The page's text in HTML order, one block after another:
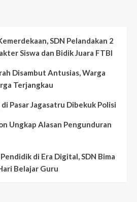
SDN Pelandakan 2
Siswa dan Bidik Juara FTBI
Disambut Antusias, Warga
Terjangkau
Pasar Jagasatru Dibekuk Polisi
Ungkap Alasan Pengunduran
di Era Digital, SDN Bima
Belajar Guru